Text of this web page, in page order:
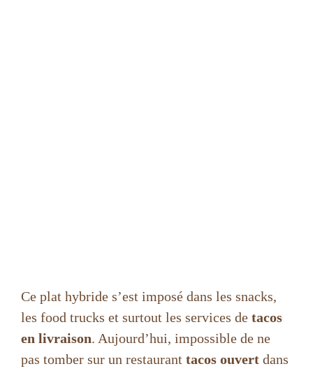
Ce plat hybride s’est imposé dans les snacks,
les food trucks et surtout les services de tacos
en livraison. Aujourd’hui, impossible de ne
pas tomber sur un restaurant tacos ouvert dans